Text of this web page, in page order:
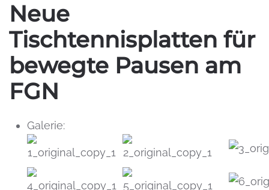
Neue
Tischtennisplatten für
bewegte Pausen am
FGN
Galerie: